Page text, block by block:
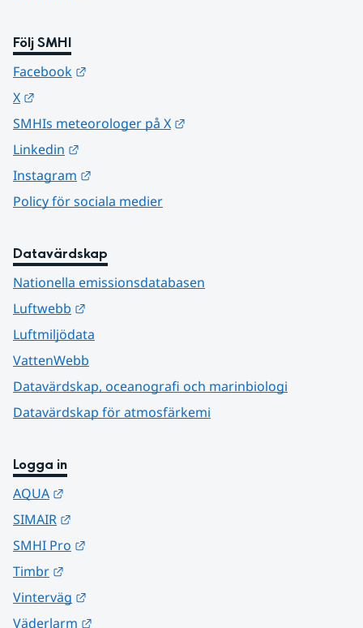
Följ SMHI
Facebook
X
SMHIs meteorologer på X
Linkedin
Instagram
Policy för sociala medier
Datavärdskap
Nationella emissionsdatabasen
Luftwebb
Luftmiljödata
VattenWebb
Datavärdskap, oceanografi och marinbiologi
Datavärdskap för atmosfärkemi
Logga in
AQUA
SIMAIR
SMHI Pro
Timbr
Vinterväg
Väderlarm